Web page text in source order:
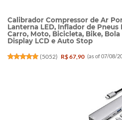
Calibrador Compressor de Ar
Lanterna LED, Inflador de
Carro, Moto, Bicicleta, Bike,
Display LCD e Auto Stop
(5052) R$ 67,90 (as of 07/08/